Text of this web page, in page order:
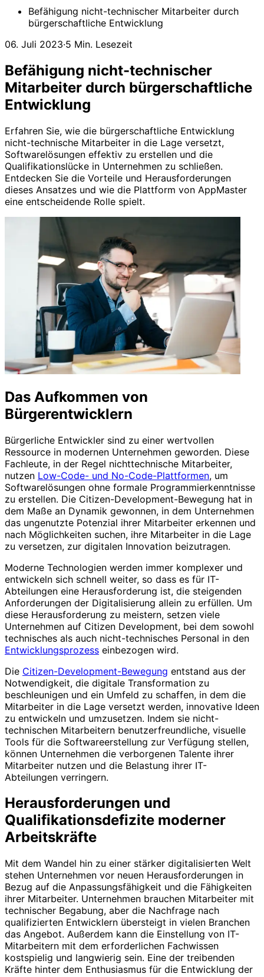
Befähigung nicht-technischer Mitarbeiter durch
bürgerschaftliche Entwicklung
06. Juli 2023·5 Min. Lesezeit
Befähigung nicht-technischer
Mitarbeiter durch bürgerschaftliche
Entwicklung
Erfahren Sie, wie die bürgerschaftliche Entwicklung
nicht-technische Mitarbeiter in die Lage versetzt,
Softwarelösungen effektiv zu erstellen und die
Qualifikationslücke in Unternehmen zu schließen.
Entdecken Sie die Vorteile und Herausforderungen
dieses Ansatzes und wie die Plattform von AppMaster
eine entscheidende Rolle spielt.
Das Aufkommen von
Bürgerentwicklern
Bürgerliche Entwickler sind zu einer wertvollen
Ressource in modernen Unternehmen geworden. Diese
Fachleute, in der Regel nichttechnische Mitarbeiter,
nutzen Low-Code- und No-Code-Plattformen, um
Softwarelösungen ohne formale Programmierkenntnisse
zu erstellen. Die Citizen-Development-Bewegung hat in
dem Maße an Dynamik gewonnen, in dem Unternehmen
das ungenutzte Potenzial ihrer Mitarbeiter erkennen und
nach Möglichkeiten suchen, ihre Mitarbeiter in die Lage
zu versetzen, zur digitalen Innovation beizutragen.
Moderne Technologien werden immer komplexer und
entwickeln sich schnell weiter, so dass es für IT-
Abteilungen eine Herausforderung ist, die steigenden
Anforderungen der Digitalisierung allein zu erfüllen. Um
diese Herausforderung zu meistern, setzen viele
Unternehmen auf Citizen Development, bei dem sowohl
technisches als auch nicht-technisches Personal in den
Entwicklungsprozess einbezogen wird.
Die Citizen-Development-Bewegung entstand aus der
Notwendigkeit, die digitale Transformation zu
beschleunigen und ein Umfeld zu schaffen, in dem die
Mitarbeiter in die Lage versetzt werden, innovative Ideen
zu entwickeln und umzusetzen. Indem sie nicht-
technischen Mitarbeitern benutzerfreundliche, visuelle
Tools für die Softwareerstellung zur Verfügung stellen,
können Unternehmen die verborgenen Talente ihrer
Mitarbeiter nutzen und die Belastung ihrer IT-
Abteilungen verringern.
Herausforderungen und
Qualifikationsdefizite moderner
Arbeitskräfte
Mit dem Wandel hin zu einer stärker digitalisierten Welt
stehen Unternehmen vor neuen Herausforderungen in
Bezug auf die Anpassungsfähigkeit und die Fähigkeiten
ihrer Mitarbeiter. Unternehmen brauchen Mitarbeiter mit
technischer Begabung, aber die Nachfrage nach
qualifizierten Entwicklern übersteigt in vielen Branchen
das Angebot. Außerdem kann die Einstellung von IT-
Mitarbeitern mit dem erforderlichen Fachwissen
kostspielig und langwierig sein. Eine der treibenden
Kräfte hinter dem Enthusiasmus für die Entwicklung der